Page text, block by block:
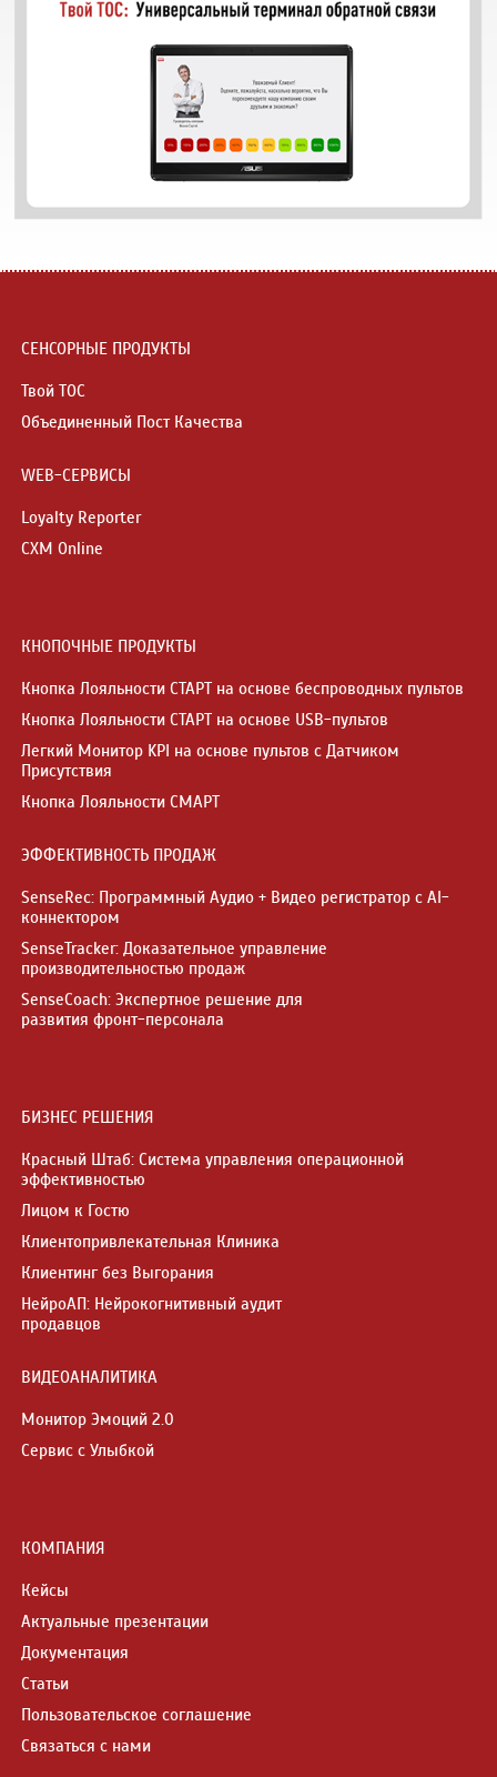
СЕНСОРНЫЕ ПРОДУКТЫ
Твой ТОС
Объединенный Пост Качества
WEB-СЕРВИСЫ
Loyalty Reporter
CXM Online
КНОПОЧНЫЕ ПРОДУКТЫ
Кнопка Лояльности СТАРТ на основе беспроводных пультов
Кнопка Лояльности СТАРТ на основе USB-пультов
Легкий Монитор KPI на основе пультов с Датчиком
Присутствия
Кнопка Лояльности СМАРТ
ЭФФЕКТИВНОСТЬ ПРОДАЖ
SenseRec: Программный Аудио + Видео регистратор с AI-
коннектором
SenseTracker: Доказательное управление
производительностью продаж
SenseCoach: Экспертное решение для
развития фронт-персонала
БИЗНЕС РЕШЕНИЯ
Красный Штаб: Система управления операционной
эффективностью
Лицом к Гостю
Клиентопривлекательная Клиника
Клиентинг без Выгорания
НейроАП: Нейрокогнитивный аудит
продавцов
ВИДЕОАНАЛИТИКА
Монитор Эмоций 2.0
Сервис с Улыбкой
КОМПАНИЯ
Кейсы
Актуальные презентации
Документация
Статьи
Пользовательское соглашение
Связаться с нами